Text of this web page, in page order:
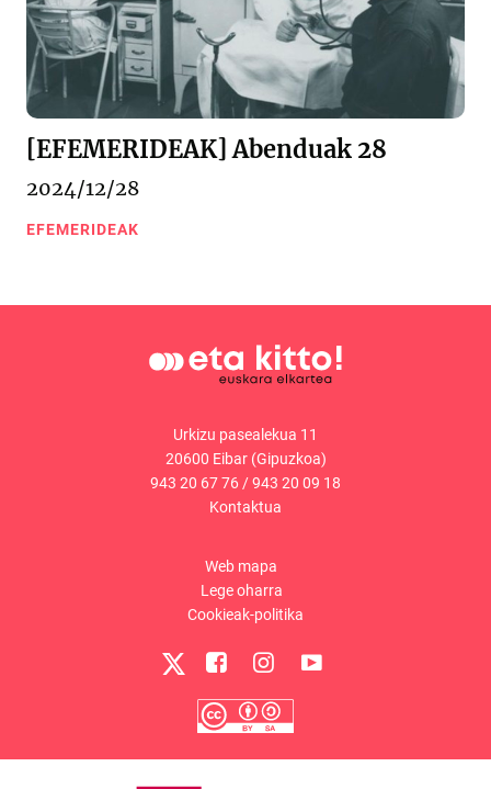
[EFEMERIDEAK] Abenduak 28
2024/12/28
EFEMERIDEAK
Urkizu pasealekua 11
20600 Eibar (Gipuzkoa)
943 20 67 76 /943 20 09 18
Kontaktua
Web mapa
Lege oharra
Cookieak-politika